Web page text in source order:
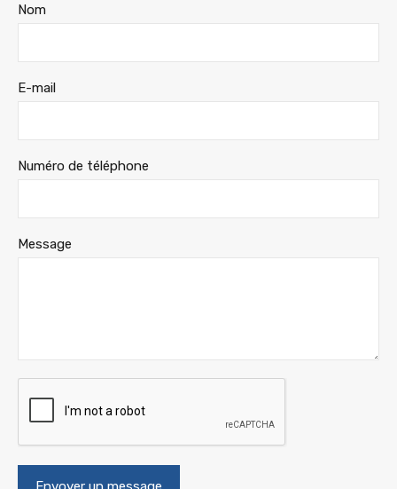
Nom
E-mail
Numéro de téléphone
Message